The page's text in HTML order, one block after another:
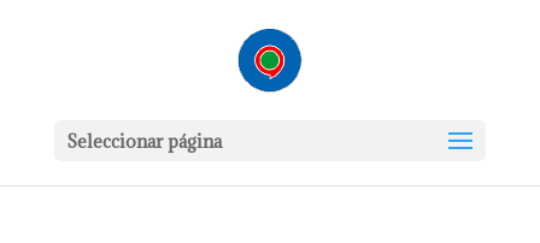
Seleccionar página